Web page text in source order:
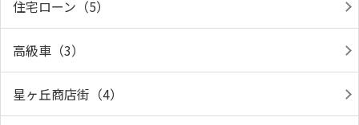
住宅ローン（5）
高級車（3）
星ヶ丘商店街（4）